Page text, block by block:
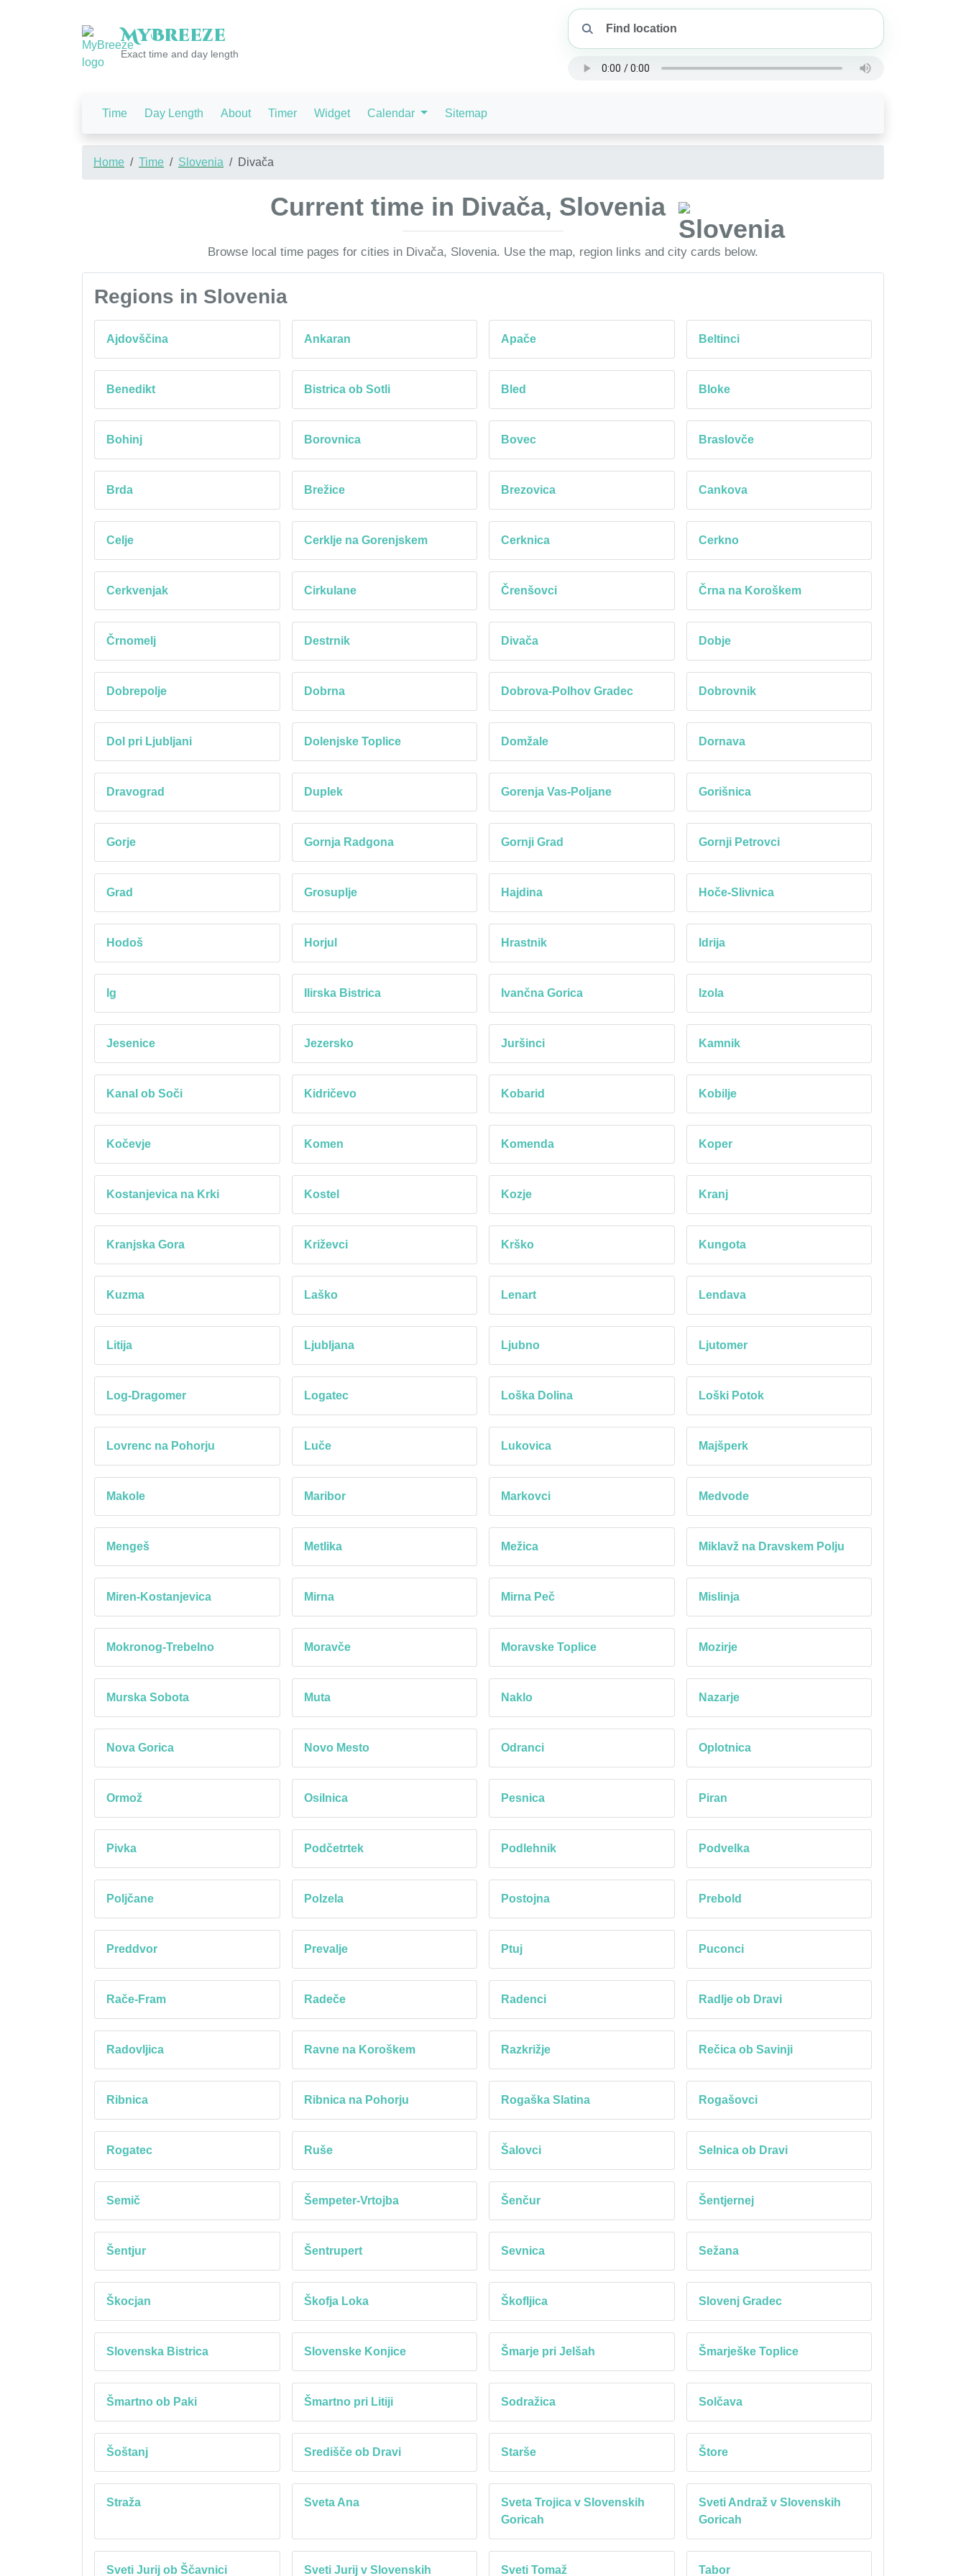
MyBreeze
Exact time and day length
Time Day Length About Timer Widget Calendar Sitemap
Home Time Slovenia Divača
Current time in Divača, Slovenia
Browse local time pages for cities in Divača, Slovenia. Use the map, region links and city cards below.
Regions in Slovenia
Ajdovščina Ankaran Apače Beltinci
Benedikt Bistrica ob Sotli Bled Bloke
Bohinj Borovnica Bovec Braslovče
Brda Brežice Brezovica Cankova
Celje Cerklje na Gorenjskem Cerknica Cerkno
Cerkvenjak Cirkulane Črenšovci Črna na Koroškem
Črnomelj Destrnik Divača Dobje
Dobrepolje Dobrna Dobrova-Polhov Gradec Dobrovnik
Dol pri Ljubljani Dolenjske Toplice Domžale Dornava
Dravograd Duplek Gorenja Vas-Poljane Gorišnica
Gorje Gornja Radgona Gornji Grad Gornji Petrovci
Grad Grosuplje Hajdina Hoče-Slivnica
Hodoš Horjul Hrastnik Idrija
Ig Ilirska Bistrica Ivančna Gorica Izola
Jesenice Jezersko Juršinci Kamnik
Kanal ob Soči Kidričevo Kobarid Kobilje
Kočevje Komen Komenda Koper
Kostanjevica na Krki Kostel Kozje Kranj
Kranjska Gora Križevci Krško Kungota
Kuzma Laško Lenart Lendava
Litija Ljubljana Ljubno Ljutomer
Log-Dragomer Logatec Loška Dolina Loški Potok
Lovrenc na Pohorju Luče Lukovica Majšperk
Makole Maribor Markovci Medvode
Mengeš Metlika Mežica Miklavž na Dravskem Polju
Miren-Kostanjevica Mirna Mirna Peč Mislinja
Mokronog-Trebelno Moravče Moravske Toplice Mozirje
Murska Sobota Muta Naklo Nazarje
Nova Gorica Novo Mesto Odranci Oplotnica
Ormož Osilnica Pesnica Piran
Pivka Podčetrtek Podlehnik Podvelka
Poljčane Polzela Postojna Prebold
Preddvor Prevalje Ptuj Puconci
Rače-Fram Radeče Radenci Radlje ob Dravi
Radovljica Ravne na Koroškem Razkrižje Rečica ob Savinji
Ribnica Ribnica na Pohorju Rogaška Slatina Rogašovci
Rogatec Ruše Šalovci Selnica ob Dravi
Semič Šempeter-Vrtojba Šenčur Šentjernej
Šentjur Šentrupert Sevnica Sežana
Škocjan Škofja Loka Škofljica Slovenj Gradec
Slovenska Bistrica Slovenske Konjice Šmarje pri Jelšah Šmarješke Toplice
Šmartno ob Paki Šmartno pri Litiji Sodražica Solčava
Šoštanj Središče ob Dravi Starše Štore
Straža Sveta Ana
Sveta Trojica v Slovenskih
Goricah
Sveti Andraž v Slovenskih
Goricah
Sveti Jurij ob Ščavnici Sveti Jurij v Slovenskih Sveti Tomaž Tabor